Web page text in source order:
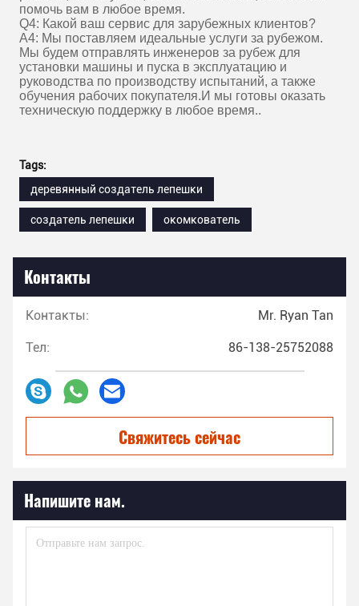
помочь вам в любое время.
Q4: Какой ваш сервис для зарубежных клиентов?
A4: Мы поставляем идеальные услуги за рубежом.
Мы будем отправлять инженеров за рубеж для
установки машины и пуска в эксплуатацию и
руководства по производству испытаний, а также
обучения рабочих покупателя.И мы готовы оказать
техническую поддержку в любое время..
Tags:
деревянный создатель лепешки
создатель лепешки окомкователь
Контакты
Контакты: Mr. Ryan Tan
Тел: 86-138-25752088
Свяжитесь сейчас
Напишите нам.